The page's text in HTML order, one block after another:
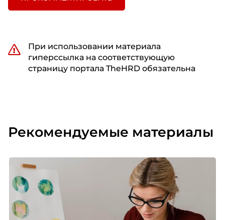
При использовании материала
гиперссылка на соответствующую
страницу портала TheHRD обязательна
Рекомендуемые материалы